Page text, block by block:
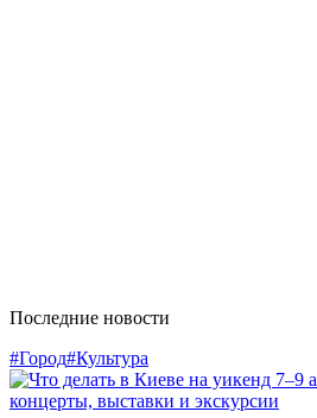
Последние новости
#Город#Культура